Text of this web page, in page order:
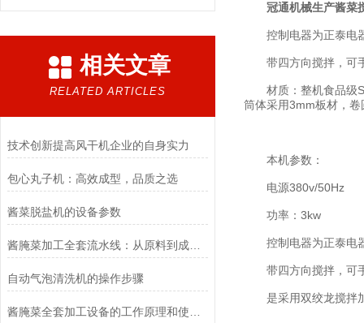
相关文章
RELATED ARTICLES
技术创新提高风干机企业的自身实力
包心丸子机：高效成型，品质之选
酱菜脱盐机的设备参数
酱腌菜加工全套流水线：从原料到成品的全流程管理
自动气泡清洗机的操作步骤
冠通机械生产酱菜
控制电器为正泰电
带四方向搅拌，可
材质：整机食品级
筒体采用3mm板材，
本机参数：
电源380v/50Hz
功率：3kw
控制电器为正泰电
带四方向搅拌，可
是采用双绞龙搅拌加